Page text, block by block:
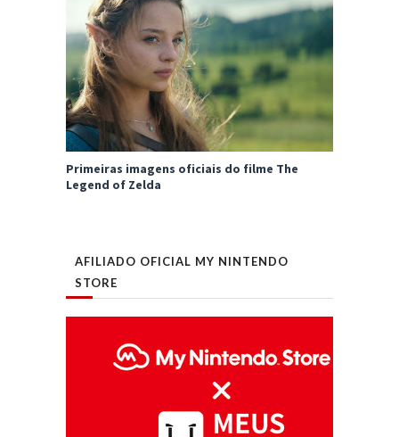
Primeiras imagens oficiais do filme The
Legend of Zelda
AFILIADO OFICIAL MY NINTENDO
STORE